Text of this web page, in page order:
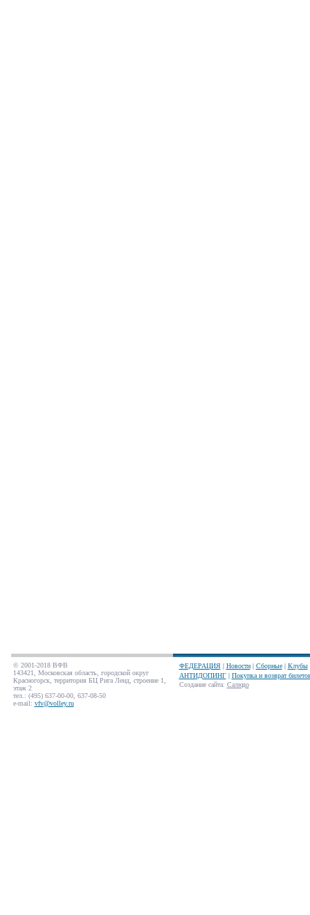
© 2001-2018 ВФВ
143421, Московская область, городской округ
Красногорск, территория БЦ Рига Ленд, строение 1,
этаж 2
тел.: (495) 637-00-00, 637-08-50
e-mail: vfv@volley.ru
ФЕДЕРАЦИЯ| Новости| Сборные| Клубы
АНТИДОПИНГ| Покупка и возврат
Создание сайта: Салюдо